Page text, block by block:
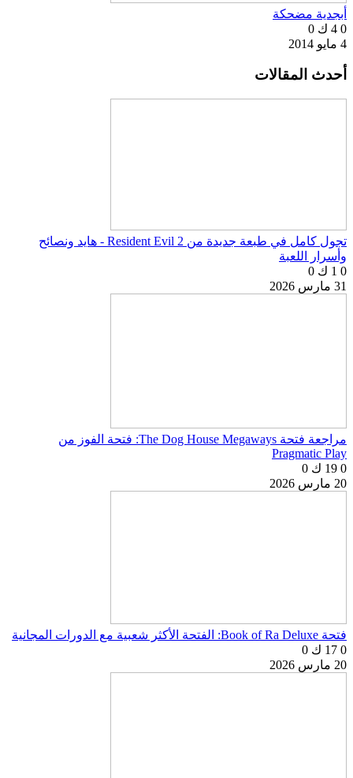
أبجدية مضحكة
0 4 ك
0
4 مايو 2014
أحدث المقالات
تجول كامل في طبعة جديدة من Resident Evil 2 - هايد ونصائح
وأسرار اللعبة
0 1 ك
0
31 مارس 2026
مراجعة فتحة The Dog House Megaways: فتحة الفوز من
Pragmatic Play
0 19 ك
0
20 مارس 2026
فتحة Book of Ra Deluxe: الفتحة الأكثر شعبية مع الدورات المجانية
0 17 ك
0
20 مارس 2026